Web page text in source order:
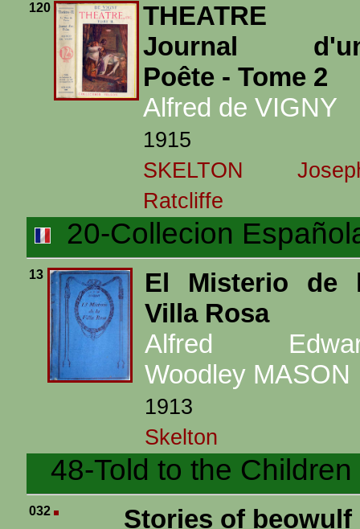
120
THEATRE
Journal
Poête - Tome 2
Alfred de VIGNY
1915
SKELTON
Ratcliffe
20-Collecion
13
El Misterio de
Villa Rosa
Alfred
Woodley MASON
1913
Skelton
48-Told to the Children
032 Stories of beowulf